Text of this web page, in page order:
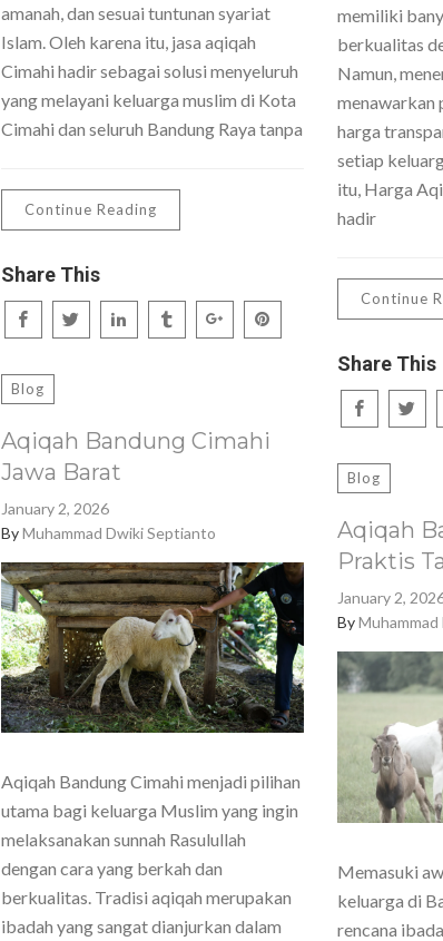
amanah, dan sesuai tuntunan syariat
Islam. Oleh karena itu, jasa aqiqah
Cimahi hadir sebagai solusi menyeluruh
yang melayani keluarga muslim di Kota
Cimahi dan seluruh Bandung Raya tanpa
Continue Reading
Share This
memiliki
berkualitas
Namun,
menawarkan
harga
setiap
itu, Harga
hadir
Continue
Share This
Blog
Aqiqah Bandung Cimahi
Jawa Barat
January 2, 2026
ByMuhammad Dwiki Septianto
Aqiqah Bandung Cimahi menjadi pilihan
utama bagi keluarga Muslim yang ingin
melaksanakan sunnah Rasulullah
dengan cara yang berkah dan
berkualitas. Tradisi aqiqah merupakan
ibadah yang sangat dianjurkan dalam
Blog
Aqiqah
Praktis
January 2,
By
Memasuki
keluarga di
rencana